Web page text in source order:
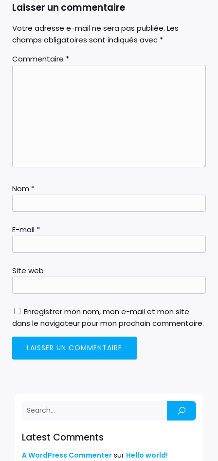
Latest Comments
A WordPress Commenter sur Hello world!
Laisser un commentaire
Votre adresse e-mail ne sera pas publiée. Les
champs obligatoires sont indiqués avec *
Commentaire *
Nom *
E-mail *
Site web
Enregistrer mon nom, mon e-mail et mon site
dans le navigateur pour mon prochain commentaire.